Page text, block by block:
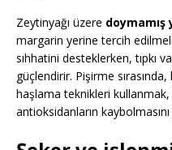
Zeytinyağı üzere doymamış
margarin yerine tercih
sıhhatini desteklerken, tıpkı
güçlendirir. Pişirme
haşlama teknikleri kullanmak,
antioksidanların